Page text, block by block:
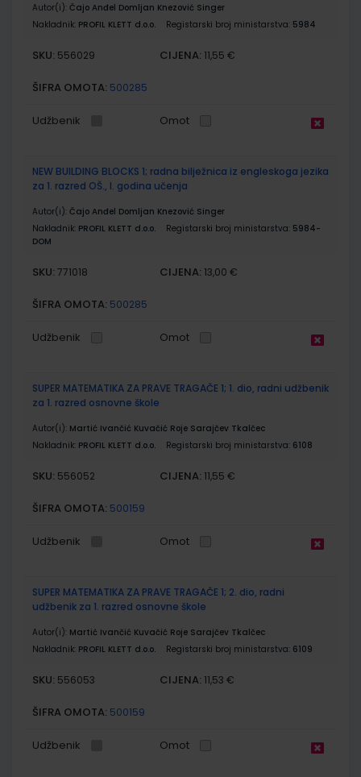
Autor(i): Čajo Anđel Domljan Knezović Singer
Nakladnik: PROFIL KLETT d.o.o. Registarski broj ministarstva: 5984
SKU: 556029 CIJENA: 11,55 €
ŠIFRA OMOTA: 500285
Udžbenik Omot
NEW BUILDING BLOCKS 1; radna bilježnica iz engleskoga jezika
za 1. razred OŠ., I. godina učenja
Autor(i): Čajo Anđel Domljan Knezović Singer
Nakladnik: PROFIL KLETT d.o.o. Registarski broj ministarstva: 5984-
DOM
SKU: 771018 CIJENA: 13,00 €
ŠIFRA OMOTA: 500285
Udžbenik Omot
SUPER MATEMATIKA ZA PRAVE TRAGAČE 1; 1. dio, radni udžbenik
za 1. razred osnovne škole
Autor(i): Martić Ivančić Kuvačić Roje Sarajčev Tkalčec
Nakladnik: PROFIL KLETT d.o.o. Registarski broj ministarstva: 6108
SKU: 556052 CIJENA: 11,55 €
ŠIFRA OMOTA: 500159
Udžbenik Omot
SUPER MATEMATIKA ZA PRAVE TRAGAČE 1; 2. dio, radni
udžbenik za 1. razred osnovne škole
Autor(i): Martić Ivančić Kuvačić Roje Sarajčev Tkalčec
Nakladnik: PROFIL KLETT d.o.o. Registarski broj ministarstva: 6109
SKU: 556053 CIJENA: 11,53 €
ŠIFRA OMOTA: 500159
Udžbenik Omot